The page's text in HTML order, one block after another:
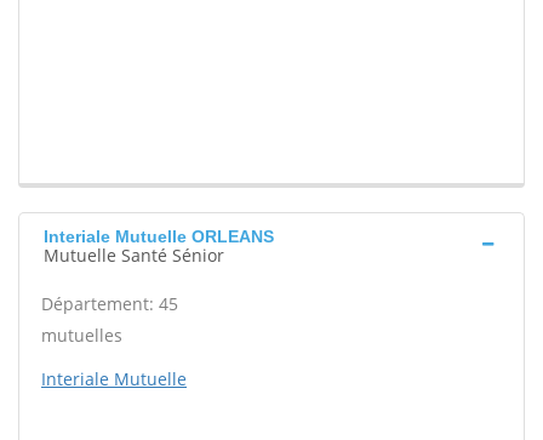
Interiale Mutuelle ORLEANS
Mutuelle Santé Sénior
Département: 45
mutuelles
Interiale Mutuelle